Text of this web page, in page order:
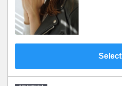
Select